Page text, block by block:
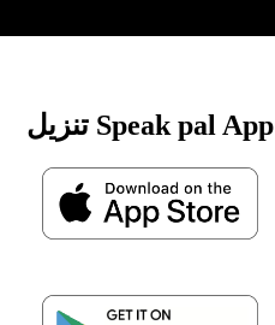
تنزيل Speak pal App